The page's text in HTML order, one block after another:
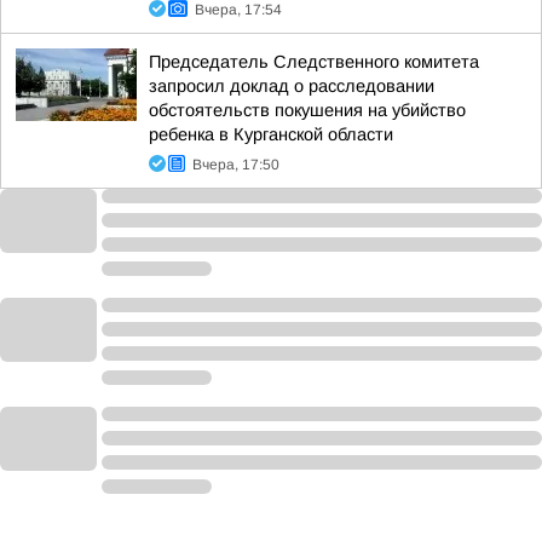
Вчера, 17:54
Председатель Следственного комитета
запросил доклад о расследовании
обстоятельств покушения на убийство
ребенка в Курганской области
Вчера, 17:50